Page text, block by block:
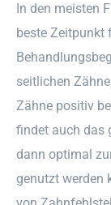
In den meisten
beste Zeitpunkt
seitlichen
Zähne positiv
findet auch das
dann optimal
genutzt werden